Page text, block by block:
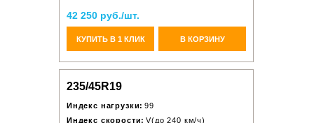
42 250 руб./шт.
КУПИТЬ В 1 КЛИК В КОРЗИНУ
235/45R19
Индекс нагрузки: 99
Индекс скорости: V(до 240 км/ч)